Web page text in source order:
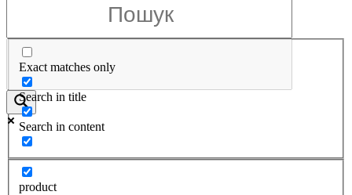
Exact matches only
Search in title
Search in content
product